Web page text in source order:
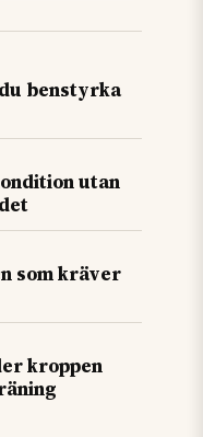
benstyrka
utan
som kräver
kroppen